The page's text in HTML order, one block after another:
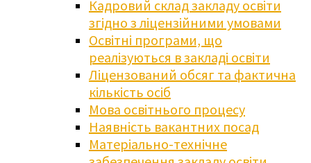
Кадровий склад закладу освіти
згідно з ліцензійними умовами
Освітні програми, що
реалізуються в закладі освіти
Ліцензований обсяг та фактична
кількість осіб
Мова освітнього процесу
Наявність вакантних посад
Матеріально-технічне